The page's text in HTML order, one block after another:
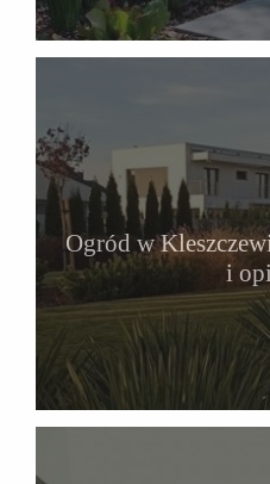
Ogród w
i